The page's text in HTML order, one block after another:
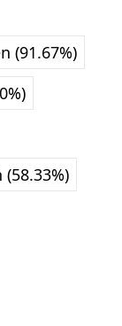
(91.67%)